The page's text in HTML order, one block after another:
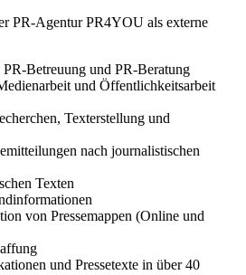
PR-Agentur PR4YOU als externe
Betreuung und PR-Beratung
und Öffentlichkeitsarbeit
Texterstellung und
nach journalistischen
Texten
von Pressemappen (Online und
und Pressetexte in über 40